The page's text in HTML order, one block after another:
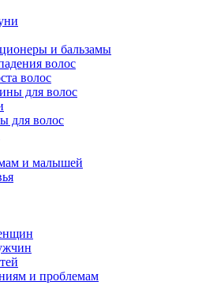
и бальзамы
волос
волос
для волос
для волос
и малышей
и проблемам